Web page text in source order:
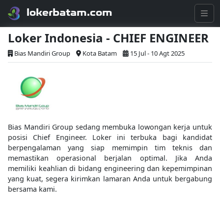
lokerbatam.com
Loker Indonesia - CHIEF ENGINEER
Bias Mandiri Group Kota Batam 15 Jul - 10 Agt 2025
Bias Mandiri Group sedang membuka lowongan kerja untuk
posisi Chief Engineer. Loker ini terbuka bagi kandidat
berpengalaman yang siap memimpin tim teknis dan
memastikan operasional berjalan optimal. Jika Anda
memiliki keahlian di bidang engineering dan kepemimpinan
yang kuat, segera kirimkan lamaran Anda untuk bergabung
bersama kami.